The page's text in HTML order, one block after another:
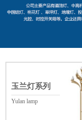
玉兰灯系列
Yulan lamp